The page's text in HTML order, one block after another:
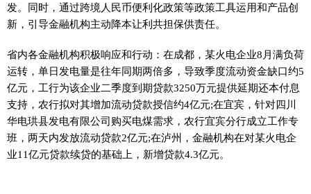
发。同时，通过跨境人民币便利化政策等政策工具运用和产品创
新，引导金融机构主动降本让利共担保供责任。
省内各金融机构积极响应和行动：在成都，某火电企业8月满负荷
运转，单日发电量是往年同期两倍多，导致季度流动资金缺口约5
亿元，工行为该企业二季度到期贷款3250万元提供延期还本付息
支持，农行拟对其增加流动贷款授信约4亿元;在宜宾，针对四川
华电珙县发电有限公司购买电煤需求，农行宜宾分行成立工作专
班，两天内发放流动贷款2亿元;在泸州，金融机构在对某火电企
业11亿元贷款续贷的基础上，新增贷款4.3亿元。